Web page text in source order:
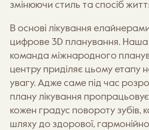
змінюючи стиль та спосіб
В основі лікування
цифрове 3D планування. Наша
команда міжнародного
центру приділяє цьому етапу
увагу. Адже саме під час
плану лікування
кожен градус повороту зубів,
шляху до здорової,